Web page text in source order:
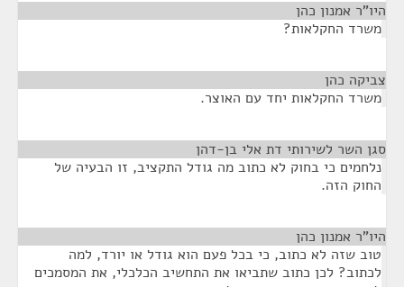
היו"ר אמנון כהן
משרד החקלאות?
צביקה כהן
משרד החקלאות יחד עם האוצר.
סגן השר לשירותי דת אלי בן-דהן
נלחמים כי בחוק לא כתוב מה גודל התקציב, זו הבעיה של
החוק הזה.
היו"ר אמנון כהן
טוב שזה לא כתוב, כי בכל פעם הוא גודל או יורד, למה
לכתוב? לכן כתוב שתביאו את התחשיב הכלכלי, את המסמכים